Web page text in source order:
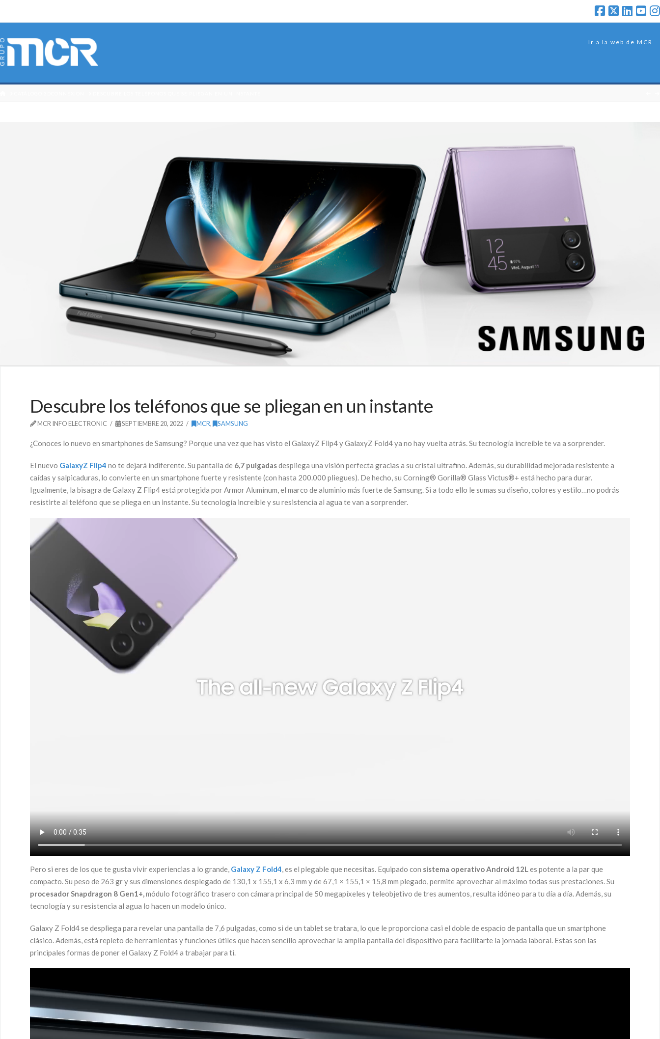
Ir a la web de MCR
Descubre los teléfonos que se pliegan en un instante
MCR INFO ELECTRONIC SEPTIEMBRE 20, 2022 MCR, SAMSUNG
¿Conoces lo nuevo en smartphones de Samsung? Porque una vez que has visto el GalaxyZ Flip4 y GalaxyZ Fold4 ya no hay vuelta atrás. Su tecnología increíble te va a sorprender.
El nuevo GalaxyZ Flip4 no te dejará indiferente. Su pantalla de 6,7 pulgadasdespliega una visión perfecta gracias a su cristal ultrafino. Además, su durabilidad mejorada resistente a
caídas y salpicaduras, lo convierte en un smartphone fuerte y resistente (con hasta 200.000 pliegues). De hecho, su Corning® Gorilla® Glass Victus®+ está hecho para durar.
Igualmente, la bisagra de Galaxy Z Flip4 está protegida por Armor Aluminum, el marco de aluminio más fuerte de Samsung. Si a todo ello le sumas su diseño, colores y estilo…no podrás
resistirte al teléfono que se pliega en un instante. Su tecnología increíble y su resistencia al agua te van a sorprender.
Pero si eres de los que te gusta vivir experiencias a lo grande, Galaxy Z Fold4, es el plegable que necesitas. Equipado con sistema operativo Android 12Les potente a la par que
compacto. Su peso de 263 gr y sus dimensiones desplegado de 130,1 x 155,1 x 6,3 mm y de 67,1 × 155,1 × 15,8 mm plegado, permite aprovechar al máximo todas sus prestaciones. Su
procesador Snapdragon 8 Gen1+,módulo fotográfico trasero con cámara principal de 50 megapíxeles y teleobjetivo de tres aumentos, resulta idóneo para tu día a día. Además, su
tecnología y su resistencia al agua lo hacen un modelo único.
Galaxy Z Fold4 se despliega para revelar una pantalla de 7,6 pulgadas, como si de un tablet se tratara, lo que le proporciona casi el doble de espacio de pantalla que un smartphone
clásico. Además, está repleto de herramientas y funciones útiles que hacen sencillo aprovechar la amplia pantalla del dispositivo para facilitarte la jornada laboral. Estas son las
principales formas de poner el Galaxy Z Fold4 a trabajar para ti.